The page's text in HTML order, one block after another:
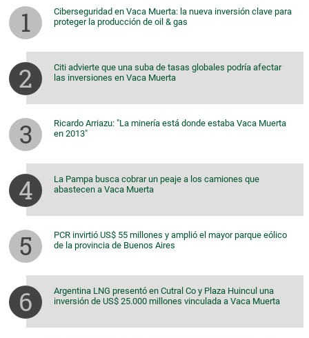
Ciberseguridad en Vaca Muerta: la nueva inversión clave para
proteger la producción de oil & gas
Citi advierte que una suba de tasas globales podría afectar
las inversiones en Vaca Muerta
Ricardo Arriazu: "La minería está donde estaba Vaca Muerta
en 2013"
La Pampa busca cobrar un peaje a los camiones que
abastecen a Vaca Muerta
PCR invirtió US$ 55 millones y amplió el mayor parque eólico
de la provincia de Buenos Aires
Argentina LNG presentó en Cutral Co y Plaza Huincul una
inversión de US$ 25.000 millones vinculada a Vaca Muerta